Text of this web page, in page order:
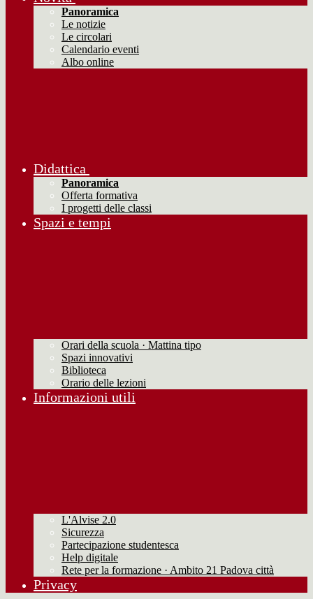
Panoramica
Le notizie
Le circolari
Calendario eventi
Albo online
Didattica
Panoramica
Offerta formativa
I progetti delle classi
Spazi e tempi
Orari della scuola · Mattina tipo
Spazi innovativi
Biblioteca
Orario delle lezioni
Informazioni utili
L'Alvise 2.0
Sicurezza
Partecipazione studentesca
Help digitale
Rete per la formazione · Ambito 21 Padova città
Privacy